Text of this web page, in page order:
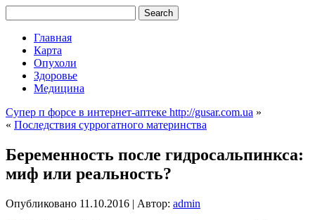
Главная
Карта
Опухоли
Здоровье
Медицина
Супер п форсе в интернет-аптеке http://gusar.com.ua »
« Последствия суррогатного материнства
Беременность после гидросальпинкса:
миф или реальность?
Опубликовано 11.10.2016 | Автор: admin